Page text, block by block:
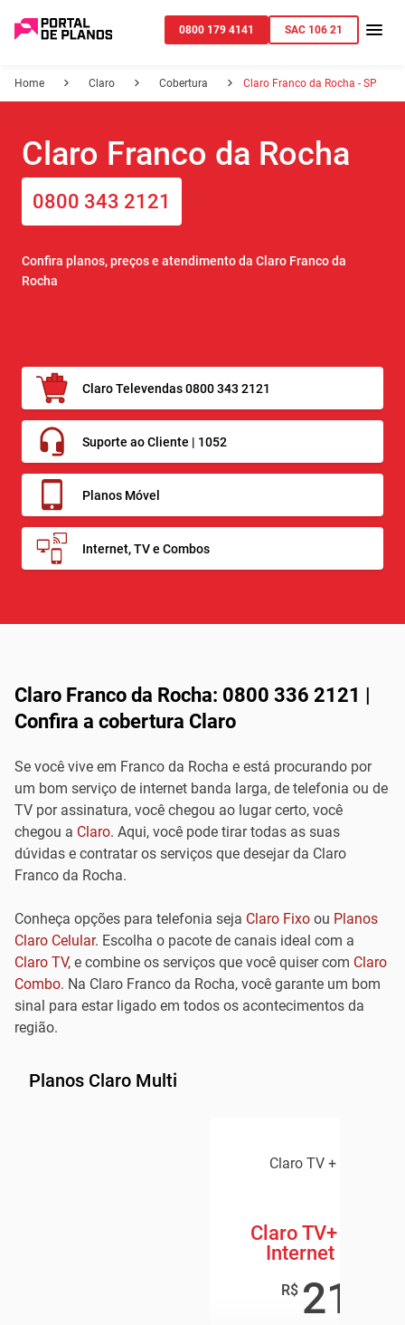
0800 179 4141 SAC 106 21
Home Claro Cobertura Claro Franco da Rocha - SP
Claro Franco da Rocha
0800 343 2121
Confira planos, preços e atendimento da Claro Franco da
Rocha
Claro Televendas 0800 343 2121
Suporte ao Cliente | 1052
Planos Móvel
Internet, TV e Combos
Claro Franco da Rocha: 0800 336 2121 |
Confira a cobertura Claro
Se você vive em Franco da Rocha e está procurando por
um bom serviço de internet banda larga, de telefonia ou de
TV por assinatura, você chegou ao lugar certo, você
chegou a Claro. Aqui, você pode tirar todas as suas
dúvidas e contratar os serviços que desejar da Claro
Franco da Rocha.
Conheça opções para telefonia seja Claro Fixo ou Planos
Claro Celular. Escolha o pacote de canais ideal com a
Claro TV, e combine os serviços que você quiser com Claro
Combo. Na Claro Franco da Rocha, você garante um bom
sinal para estar ligado em todos os acontecimentos da
região.
Planos Claro Multi
Claro TV + Claro
Claro TV+ Box +
Internet 600
R$ 219